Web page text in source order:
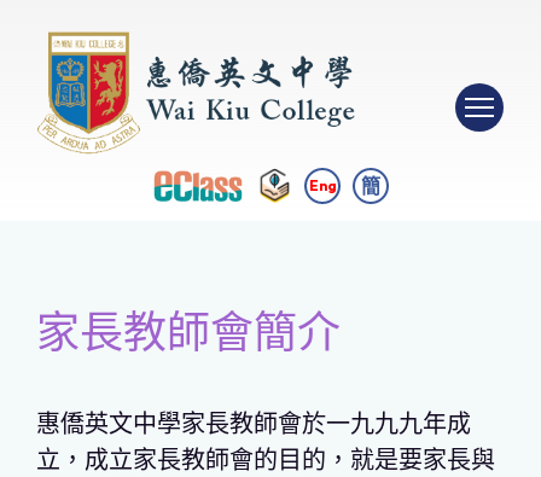
Eng 簡
家長教師會簡介
惠僑英文中學家長教師會於一九九九年成
立，成立家長教師會的目的，就是要家長與